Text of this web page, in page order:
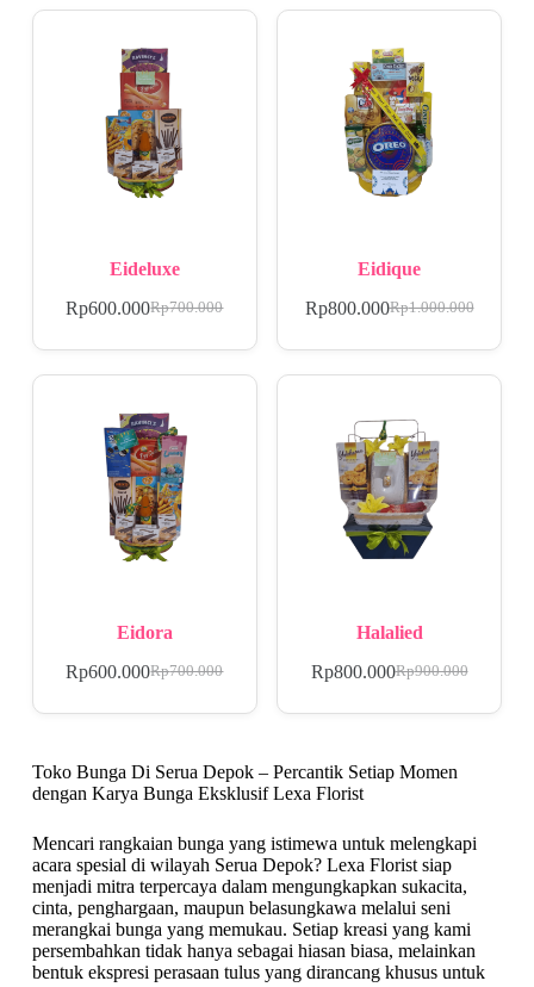
Eideluxe
Rp700.000
Rp600.000
Eidique
Rp1.000.000
Rp800.000
Eidora
Rp700.000
Rp600.000
Halalied
Rp900.000
Rp800.000
Toko Bunga Di Serua Depok – Percantik Setiap Momen
dengan Karya Bunga Eksklusif Lexa Florist
Mencari rangkaian bunga yang istimewa untuk melengkapi
acara spesial di wilayah Serua Depok? Lexa Florist siap
menjadi mitra terpercaya dalam mengungkapkan sukacita,
cinta, penghargaan, maupun belasungkawa melalui seni
merangkai bunga yang memukau. Setiap kreasi yang kami
persembahkan tidak hanya sebagai hiasan biasa, melainkan
bentuk ekspresi perasaan tulus yang dirancang khusus untuk